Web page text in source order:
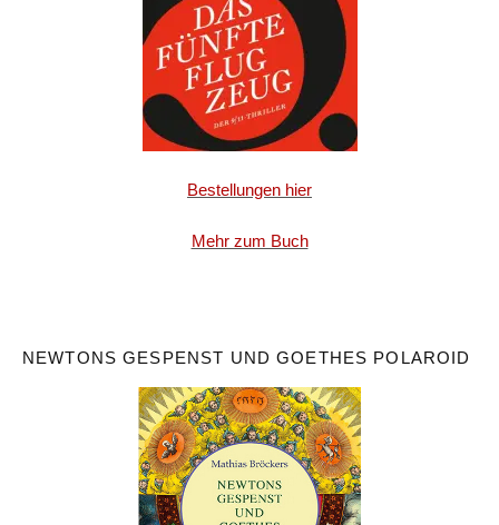
Bestellungen hier
Mehr zum Buch
NEWTONS GESPENST UND GOETHES POLAROID